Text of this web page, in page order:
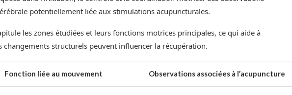
potentiellement liée aux stimulations acupuncturales.
les zones étudiées et leurs fonctions motrices principales, ce qui aide à
structurels peuvent influencer la récupération.
Fonction liée au mouvement Observations associées à l’acupuncture